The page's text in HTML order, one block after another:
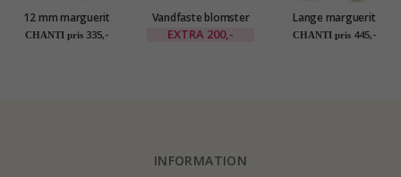
12 mm marguerit
ørestikker i forgyldt
CHANTI pris 335,-
Vandfaste blomster
øreringe i forgyldt
EXTRA 200,-
Lange marguerit
ørestikker i forgyldt
CHANTI pris 445,-
INFORMATION